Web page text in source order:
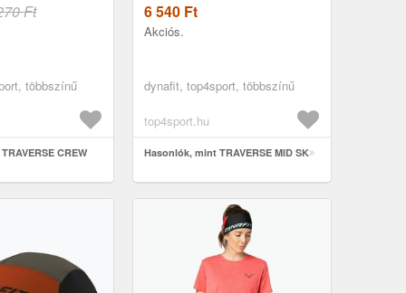
Ft
többszínű
CREW
6 540 Ft
Akciós.
dynafit, top4sport, többszínű
top4sport.hu
Hasonlók, mint TRAVERSE MID SK